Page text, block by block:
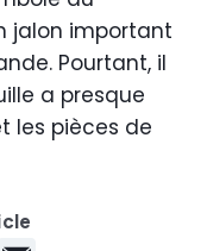
jalon important
Pourtant, il
a presque
les pièces de